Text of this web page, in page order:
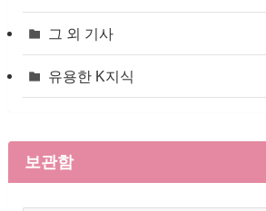
그 외 기사
유용한 K지식
보관함